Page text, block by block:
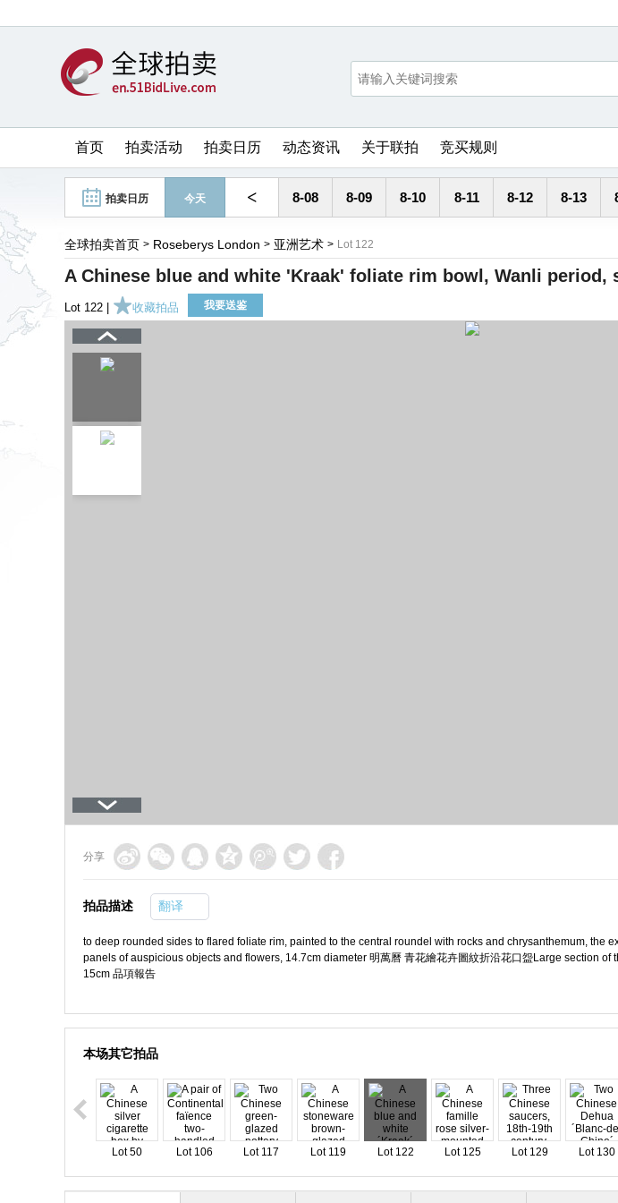
首页 拍卖活动 拍卖日历 动态资讯 关于联拍 竞买规则
拍卖日历 今天 < 8-08 8-09 8-10 8-11 8-12 8-13
全球拍卖首页 > Roseberys London > 亚洲艺术 > Lot 122
A Chinese blue and white 'Kraak' foliate rim bowl, Wanli
Lot 122 | 收藏拍品 我要送鉴
分享
拍品描述 翻译
to deep rounded sides to flared foliate rim, painted to the central roundel with rocks and chrysanthemum, the
panels of auspicious objects and flowers, 14.7cm diameter 明萬曆 青花繪花卉圖紋折沿花口盌Large section of
15cm 品項報告
本场其它拍品
Lot 50 Lot 106 Lot 117 Lot 119 Lot 122 Lot 125 Lot 129 Lot 130